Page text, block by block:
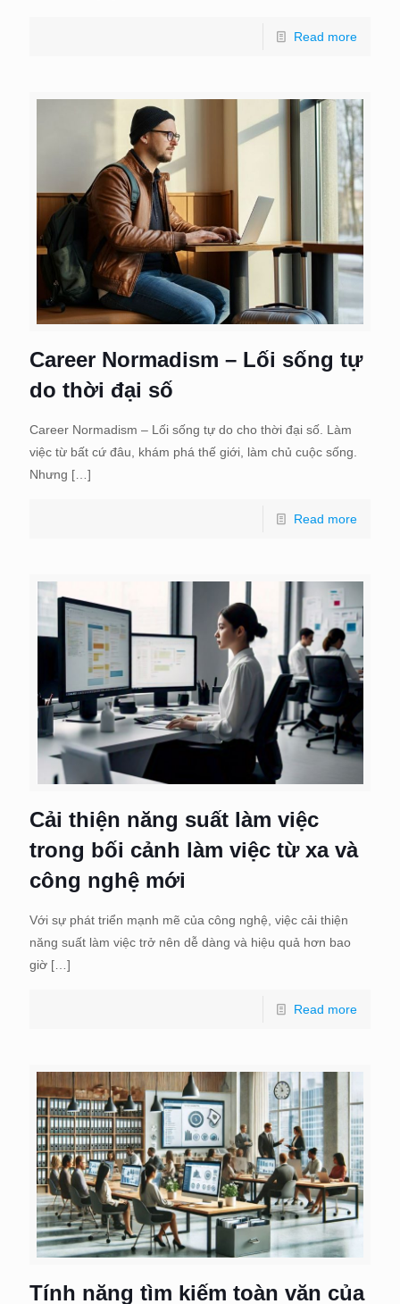
Read more
Career Normadism – Lối sống tự
do thời đại số
Career Normadism – Lối sống tự do cho thời đại số. Làm
việc từ bất cứ đâu, khám phá thế giới, làm chủ cuộc sống.
Nhưng […]
Read more
Cải thiện năng suất làm việc
trong bối cảnh làm việc từ xa và
công nghệ mới
Với sự phát triển mạnh mẽ của công nghệ, việc cải thiện
năng suất làm việc trở nên dễ dàng và hiệu quả hơn bao
giờ […]
Read more
Tính năng tìm kiếm toàn văn của